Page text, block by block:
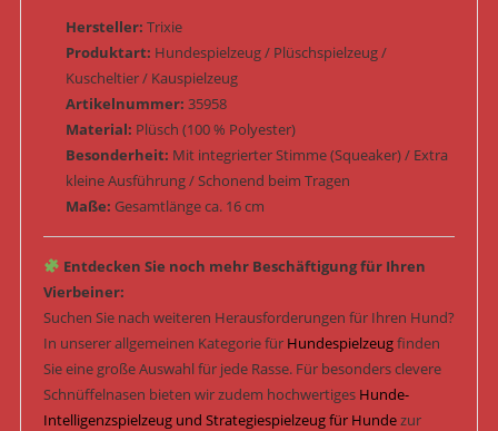
Hersteller: Trixie
Produktart: Hundespielzeug / Plüschspielzeug /
Kuscheltier / Kauspielzeug
Artikelnummer: 35958
Material: Plüsch (100 % Polyester)
Besonderheit: Mit integrierter Stimme (Squeaker) / Extra
kleine Ausführung / Schonend beim Tragen
Maße: Gesamtlänge ca. 16 cm
Entdecken Sie noch mehr Beschäftigung für Ihren
Vierbeiner:
Suchen Sie nach weiteren Herausforderungen für Ihren Hund?
In unserer allgemeinen Kategorie für Hundespielzeugfinden
Sie eine große Auswahl für jede Rasse. Für besonders clevere
Schnüffelnasen bieten wir zudem hochwertiges Hunde-
Intelligenzspielzeug und Strategiespielzeug für Hundezur